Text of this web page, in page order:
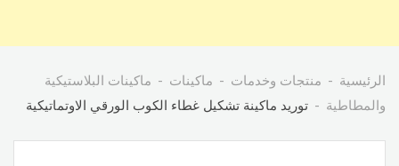
الرئيسية منتجات وخدمات ماكينات
ماكينات البلاستيكية
والمطاطية
توريد ماكينة تشكيل غطاء الكوب الورقي الاوتماتيكية